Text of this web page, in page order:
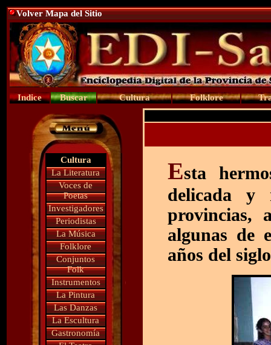
Volver Mapa del Sitio
Indice Buscar Cultura Folklore
Cultura
La Literatura
Voces de
Poetas
Investigadores
Periodistas
La Música
Folklore
Conjuntos
Folk
Instrumentos
La Pintura
Las Danzas
La Escultura
Gastronomía
Esta
delicada y
provincias,
algunas de
años del